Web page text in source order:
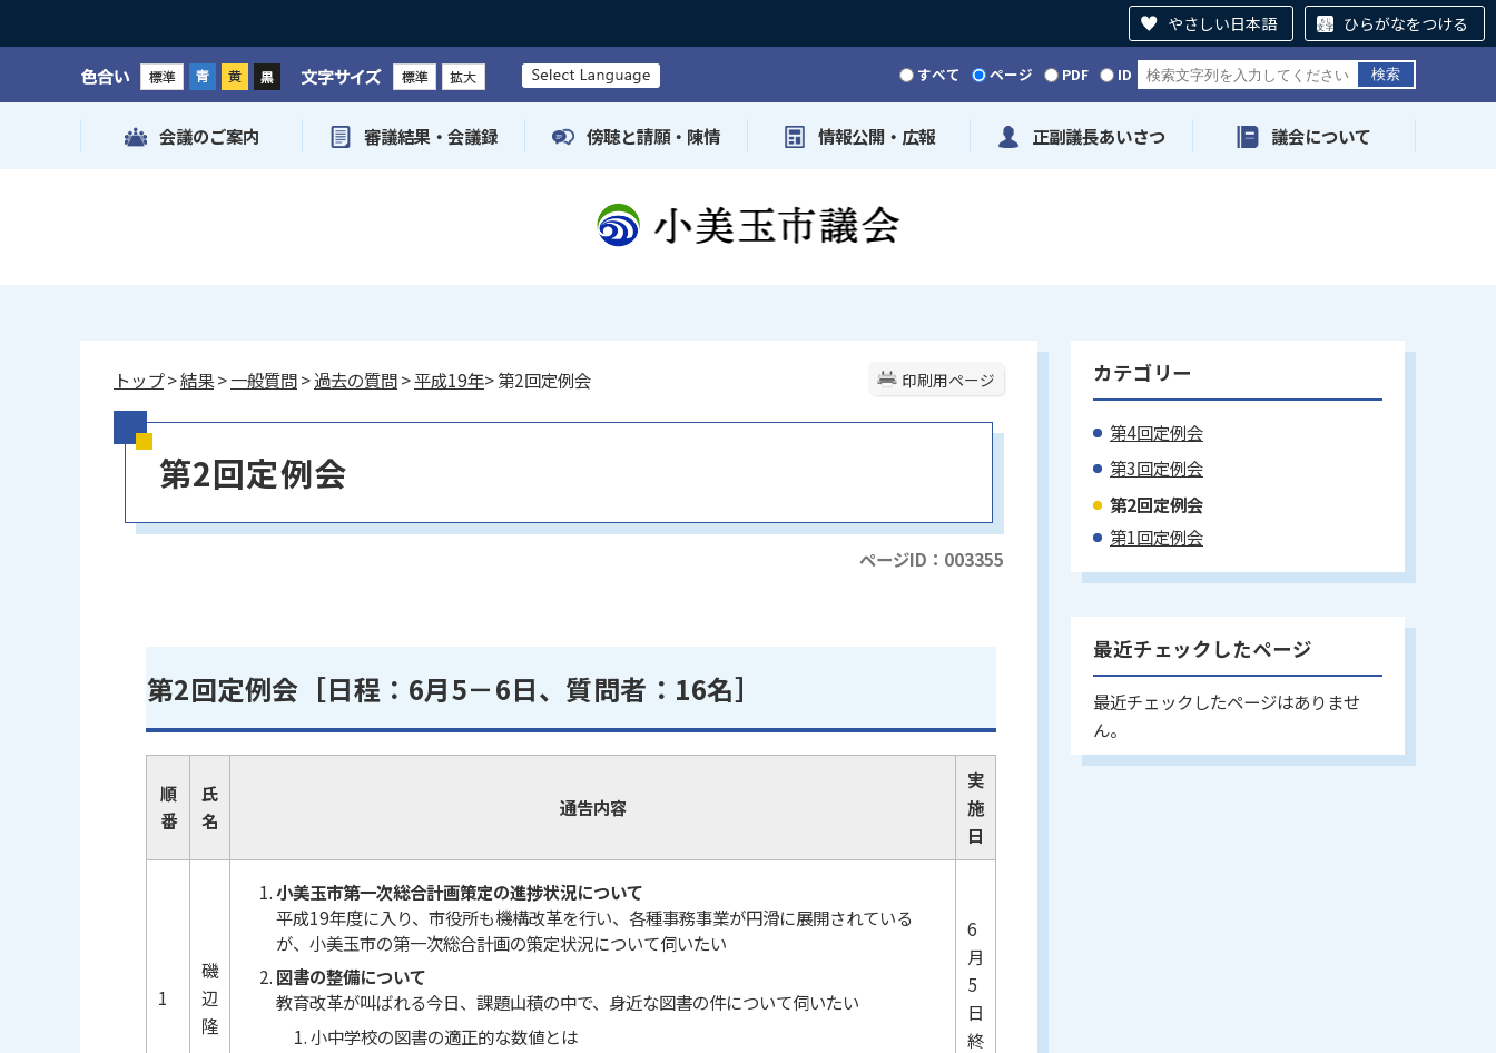
やさしい日本語 ひらがなをつける
色合い 文字サイズ すべて ページ PDF ID
会議のご案内 審議結果・会議録 傍聴と請願・陳情 情報公開・広報 正副議長あいさつ 議会について
印刷用ページ
トップ>結果>一般質問>過去の質問>平成19年> 第2回定例会
第2回定例会
ページID：003355
第2回定例会［日程：6月5－6日、質問者：16名］
順
番
氏
名
通告内容
実
施
日
1
磯
辺
隆
小美玉市第一次総合計画策定の進捗状況について
平成19年度に入り、市役所も機構改革を行い、各種事務事業が円滑に展開されている
が、小美玉市の第一次総合計画の策定状況について伺いたい
図書の整備について
教育改革が叫ばれる今日、課題山積の中で、身近な図書の件について伺いたい
小中学校の図書の適正的な数値とは
6
月
5
日
終
カテゴリー
第4回定例会
第3回定例会
第2回定例会
第1回定例会
最近チェックしたページ
最近チェックしたページはありませ
ん。